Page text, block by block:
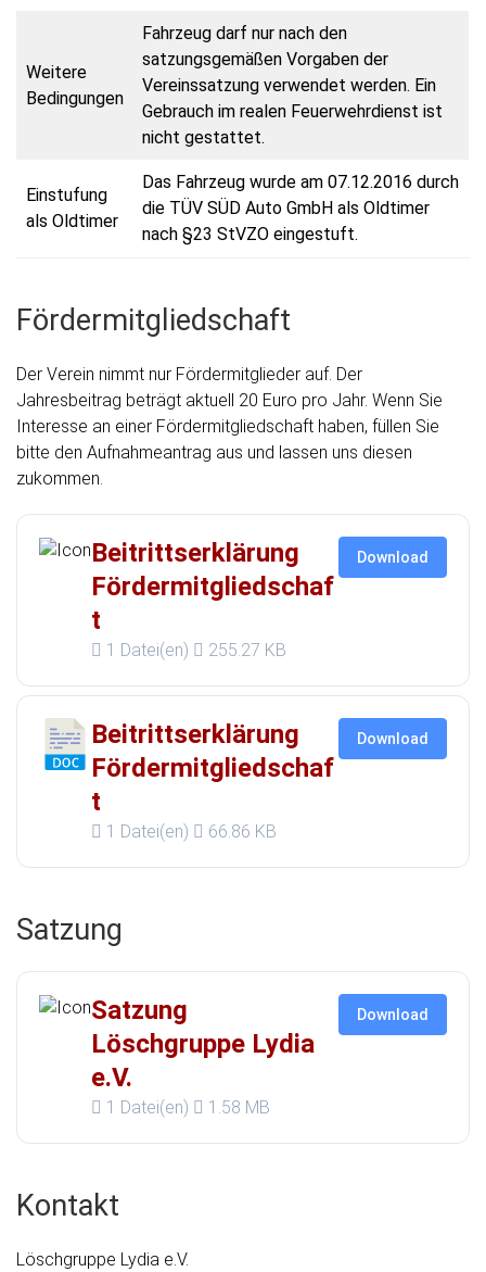
Weitere
Bedingungen
Fahrzeug darf nur nach den
satzungsgemäßen Vorgaben der
Vereinssatzung verwendet werden. Ein
Gebrauch im realen Feuerwehrdienst ist
nicht gestattet.
Einstufung
als Oldtimer
Das Fahrzeug wurde am 07.12.2016 durch
die TÜV SÜD Auto GmbH als Oldtimer
nach §23 StVZO eingestuft.
Fördermitgliedschaft
Der Verein nimmt nur Fördermitglieder auf. Der
Jahresbeitrag beträgt aktuell 20 Euro pro Jahr. Wenn Sie
Interesse an einer Fördermitgliedschaft haben, füllen Sie
bitte den Aufnahmeantrag aus und lassen uns diesen
zukommen.
Beitrittserklärung
Fördermitgliedschaf
t
1 Datei(en) 255.27 KB
Download
Beitrittserklärung
Fördermitgliedschaf
t
1 Datei(en) 66.86 KB
Download
Satzung
Satzung
Löschgruppe Lydia
e.V.
1 Datei(en) 1.58 MB
Download
Kontakt
Löschgruppe Lydia e.V.